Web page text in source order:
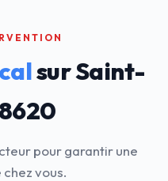
sur Saint-
pour garantir une
vous.